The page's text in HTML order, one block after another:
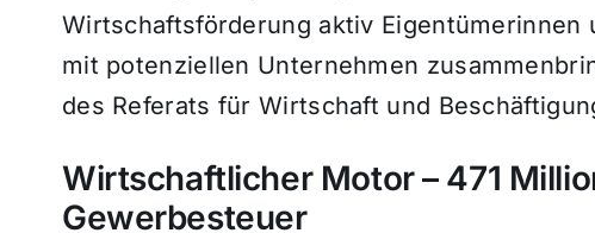
Wirtschaftsförderung aktiv Eigentümerinnen
mit potenziellen Unternehmen
des Referats für Wirtschaft und
Wirtschaftlicher Motor – 471
Gewerbesteuer